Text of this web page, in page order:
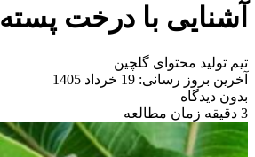
آشنایی با درخت پسته
تیم تولید محتوای گلچین
آخرین بروز رسانی: 19 خرداد 1405
بدون دیدگاه
3 دقیقه زمان مطالعه